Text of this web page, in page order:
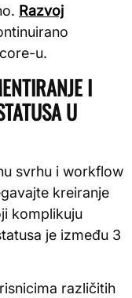
Razvoj
u.
I
U
svrhu i workflow
kreiranje
komplikuju
je između 3
različitih